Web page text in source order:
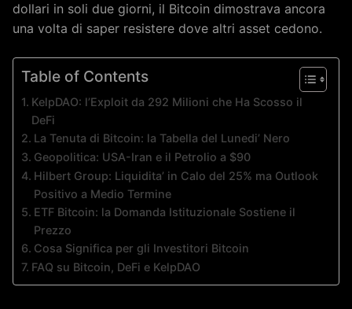
dollari in soli due giorni, il Bitcoin dimostrava ancora
una volta di saper resistere dove altri asset cedono.
Table of Contents
KelpDAO: l’Exploit da 292 Milioni che Ha Scosso il
DeFi
La Tenuta di Bitcoin: la Tabella del Lunedi’ Nero
Geopolitica: USA-Iran e il Petrolio a $90
Hilbert Group: Liquidita’ in Calo del 25% ma Outlook
Positivo a Medio Termine
ETF Bitcoin: la Domanda Istituzionale Sostiene il
Prezzo
Cosa Significa per gli Investitori Bitcoin
FAQ su Bitcoin, DeFi e KelpDAO